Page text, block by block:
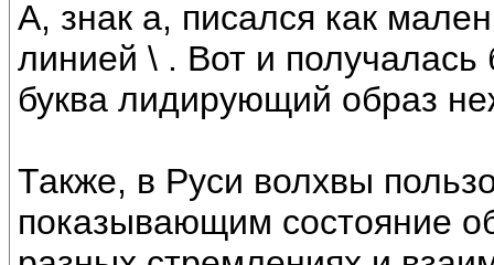
А, знак а, писался как
линией \ . Вот и получалась
буква лидирующий образ
Также, в Руси волхвы
показывающим состояние